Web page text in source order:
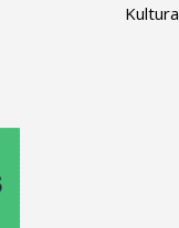
Kultura